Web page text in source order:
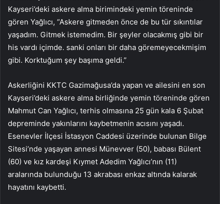
Kayseri’deki askere alma birimindeki yemin töreninde
gören Yağlıcı, “Askere gitmeden önce de bu tür sıkıntılar
yaşadım. Gitmek istemedim. Bir şeyler olacakmış gibi bir
his vardı içimde. sanki onları bir daha göremeyecekmişim
gibi. Korktuğum şey başıma geldi.”
Askerliğini KKTC Gazimağusa’da yapan ve ailesini en son
Kayseri’deki askere alma birliğinde yemin töreninde gören
Mahmut Can Yağlıcı, terhis olmasına 25 gün kala 6 Şubat
depreminde yakınlarını kaybetmenin acısını yaşadı.
Esenevler İlçesi İstasyon Caddesi üzerinde bulunan Bilge
Sitesi’nde yaşayan annesi Münevver (50), babası Bülent
(60) ve kız kardeşi Kıymet Adedim Yağlıcı’nın (11)
aralarında bulunduğu 13 akrabası enkaz altında kalarak
hayatını kaybetti.